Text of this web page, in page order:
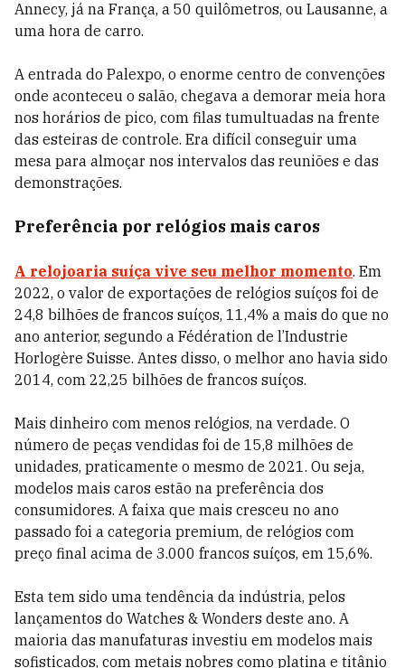
Annecy, já na França, a 50 quilômetros, ou Lausanne, a
uma hora de carro.
A entrada do Palexpo, o enorme centro de convenções
onde aconteceu o salão, chegava a demorar meia hora
nos horários de pico, com filas tumultuadas na frente
das esteiras de controle. Era difícil conseguir uma
mesa para almoçar nos intervalos das reuniões e das
demonstrações.
Preferência por relógios mais caros
A relojoaria suíça vive seu melhor momento. Em
2022, o valor de exportações de relógios suíços foi de
24,8 bilhões de francos suíços, 11,4% a mais do que no
ano anterior, segundo a Fédération de l’Industrie
Horlogère Suisse. Antes disso, o melhor ano havia sido
2014, com 22,25 bilhões de francos suíços.
Mais dinheiro com menos relógios, na verdade. O
número de peças vendidas foi de 15,8 milhões de
unidades, praticamente o mesmo de 2021. Ou seja,
modelos mais caros estão na preferência dos
consumidores. A faixa que mais cresceu no ano
passado foi a categoria premium, de relógios com
preço final acima de 3.000 francos suíços, em 15,6%.
Esta tem sido uma tendência da indústria, pelos
lançamentos do Watches & Wonders deste ano. A
maioria das manufaturas investiu em modelos mais
sofisticados, com metais nobres como platina e titânio